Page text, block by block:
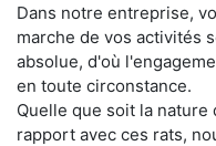
Dans notre entreprise,
marche de vos activités
absolue, d'où
en toute circonstance.
Quelle que soit la
rapport avec ces rats,